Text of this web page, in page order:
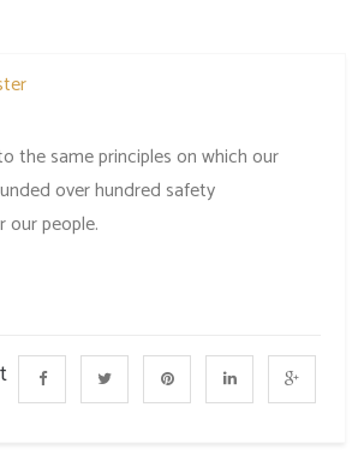
the same principles on which our
over hundred safety
our people.